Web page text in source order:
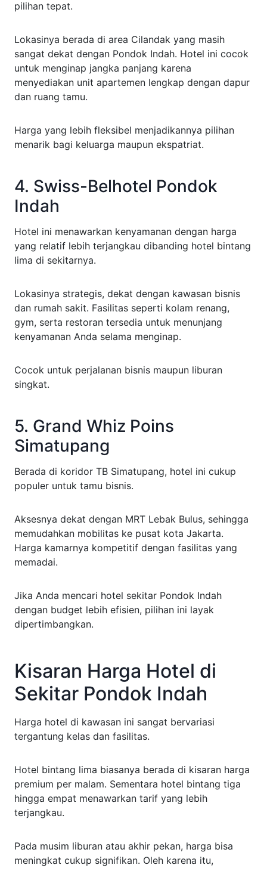
pilihan tepat.
Lokasinya berada di area Cilandak yang masih
sangat dekat dengan Pondok Indah. Hotel ini cocok
untuk menginap jangka panjang karena
menyediakan unit apartemen lengkap dengan dapur
dan ruang tamu.
Harga yang lebih fleksibel menjadikannya pilihan
menarik bagi keluarga maupun ekspatriat.
4. Swiss-Belhotel Pondok
Indah
Hotel ini menawarkan kenyamanan dengan harga
yang relatif lebih terjangkau dibanding hotel bintang
lima di sekitarnya.
Lokasinya strategis, dekat dengan kawasan bisnis
dan rumah sakit. Fasilitas seperti kolam renang,
gym, serta restoran tersedia untuk menunjang
kenyamanan Anda selama menginap.
Cocok untuk perjalanan bisnis maupun liburan
singkat.
5. Grand Whiz Poins
Simatupang
Berada di koridor TB Simatupang, hotel ini cukup
populer untuk tamu bisnis.
Aksesnya dekat dengan MRT Lebak Bulus, sehingga
memudahkan mobilitas ke pusat kota Jakarta.
Harga kamarnya kompetitif dengan fasilitas yang
memadai.
Jika Anda mencari hotel sekitar Pondok Indah
dengan budget lebih efisien, pilihan ini layak
dipertimbangkan.
Kisaran Harga Hotel di
Sekitar Pondok Indah
Harga hotel di kawasan ini sangat bervariasi
tergantung kelas dan fasilitas.
Hotel bintang lima biasanya berada di kisaran harga
premium per malam. Sementara hotel bintang tiga
hingga empat menawarkan tarif yang lebih
terjangkau.
Pada musim liburan atau akhir pekan, harga bisa
meningkat cukup signifikan. Oleh karena itu,